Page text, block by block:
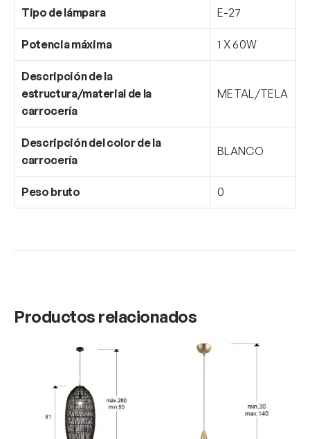
Tipo de lámpara E-27
Potencia máxima 1 X 60W
Descripción de la
estructura/material de la
carrocería
METAL/TELA
Descripción del color de la
carrocería
BLANCO
Peso bruto 0
Productos relacionados